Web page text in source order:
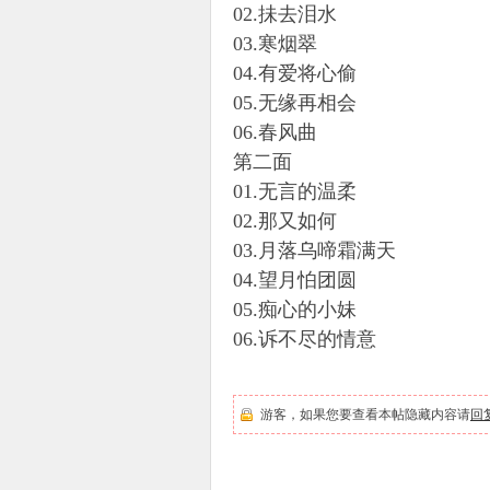
02.抺去泪水
03.寒烟翠
04.有爱将心偷
05.无缘再相会
06.春风曲
第二面
01.无言的温柔
02.那又如何
03.月落乌啼霜满天
04.望月怕团圆
05.痴心的小妹
06.诉不尽的情意
游客，如果您要查看本帖隐藏内容请回